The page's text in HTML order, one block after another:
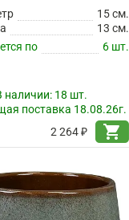
15 см.
13 см.
по
6 шт.
наличии: 18 шт.
поставка 18.08.26г.
2 264 ₽
shopping_cart